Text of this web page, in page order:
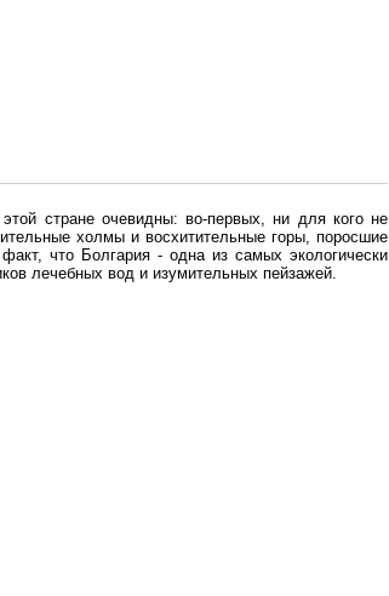
стране очевидны: во-первых, ни для кого не
холмы и восхитительные горы, поросшие
что Болгария - одна из самых экологически
лечебных вод и изумительных пейзажей.
в том, что Болгария безопасная страна - в ней